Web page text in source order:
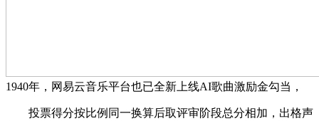
1940年，网易云音乐平台也已全新上线AI歌曲激励金勾当，
投票得分按比例同一换算后取评审阶段总分相加，出格声